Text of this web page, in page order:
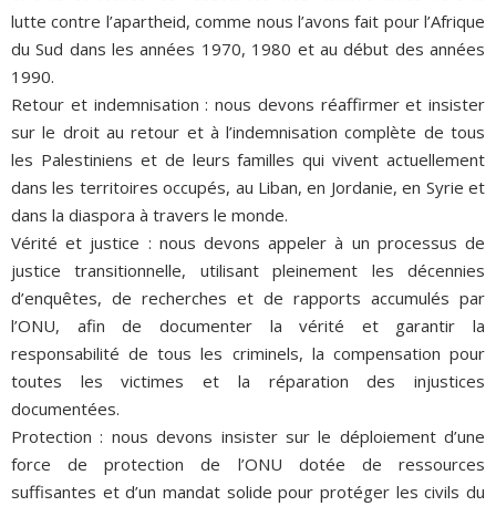
lutte contre l’apartheid, comme nous l’avons fait pour l’Afrique
du Sud dans les années 1970, 1980 et au début des années
1990.
Retour et indemnisation : nous devons réaffirmer et insister
sur le droit au retour et à l’indemnisation complète de tous
les Palestiniens et de leurs familles qui vivent actuellement
dans les territoires occupés, au Liban, en Jordanie, en Syrie et
dans la diaspora à travers le monde.
Vérité et justice : nous devons appeler à un processus de
justice transitionnelle, utilisant pleinement les décennies
d’enquêtes, de recherches et de rapports accumulés par
l’ONU, afin de documenter la vérité et garantir la
responsabilité de tous les criminels, la compensation pour
toutes les victimes et la réparation des injustices
documentées.
Protection : nous devons insister sur le déploiement d’une
force de protection de l’ONU dotée de ressources
suffisantes et d’un mandat solide pour protéger les civils du